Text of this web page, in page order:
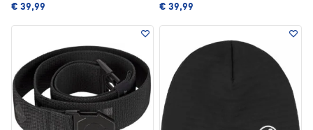
€ 39,99 € 39,99